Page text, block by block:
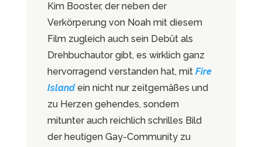
Kim Booster, der neben der
Verkörperung von Noah mit diesem
Film zugleich auch sein Debüt als
Drehbuchautor gibt, es wirklich ganz
hervorragend verstanden hat, mit Fire
Islandein nicht nur zeitgemäßes und
zu Herzen gehendes, sondern
mitunter auch reichlich schrilles Bild
der heutigen Gay-Community zu